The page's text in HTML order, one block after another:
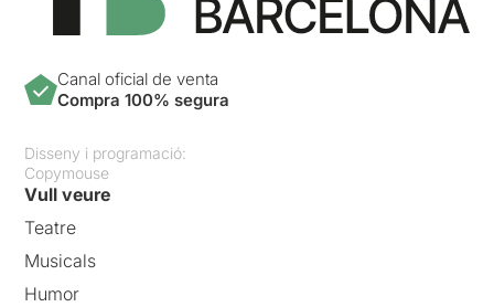
Canal oficial de venta
Compra 100% segura
Disseny i programació:
Copymouse
Vull veure
Teatre
Musicals
Humor